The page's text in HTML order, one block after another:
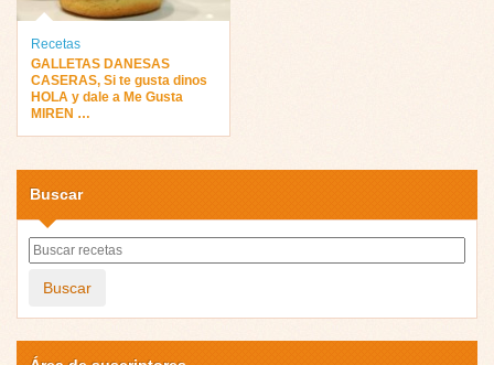
Recetas
GALLETAS DANESAS
CASERAS, Si te gusta dinos
HOLA y dale a Me Gusta
MIREN …
Buscar
Buscar